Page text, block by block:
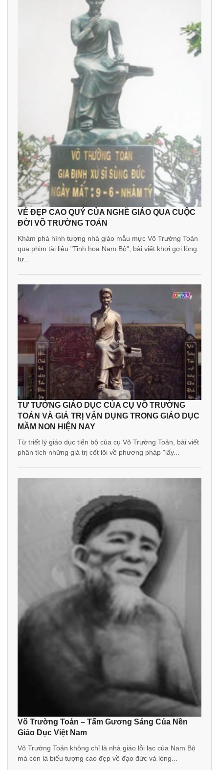
VẺ ĐẸP CAO QUÝ CỦA NGHỀ GIÁO QUA CUỘC
ĐỜI VÕ TRƯỜNG TOẢN
Khám phá hình tượng nhà giáo mẫu mực Võ Trường Toản
qua phim tài liệu "Tinh hoa Nam Bộ", bài viết khơi gợi lòng
tự...
TƯ TƯỞNG GIÁO DỤC CỦA CỤ VÕ TRƯỜNG
TOẢN VÀ GIÁ TRỊ VẬN DỤNG TRONG GIÁO DỤC
MẦM NON HIỆN NAY
Từ triết lý giáo dục tiến bộ của cụ Võ Trường Toản, bài viết
phân tích những giá trị cốt lõi về phương pháp "lấy...
Võ Trường Toản – Tấm Gương Sáng Của Nền
Giáo Dục Việt Nam
Võ Trường Toản không chỉ là nhà giáo lỗi lạc của Nam Bộ
mà còn là biểu tượng cao đẹp về đạo đức và lòng...